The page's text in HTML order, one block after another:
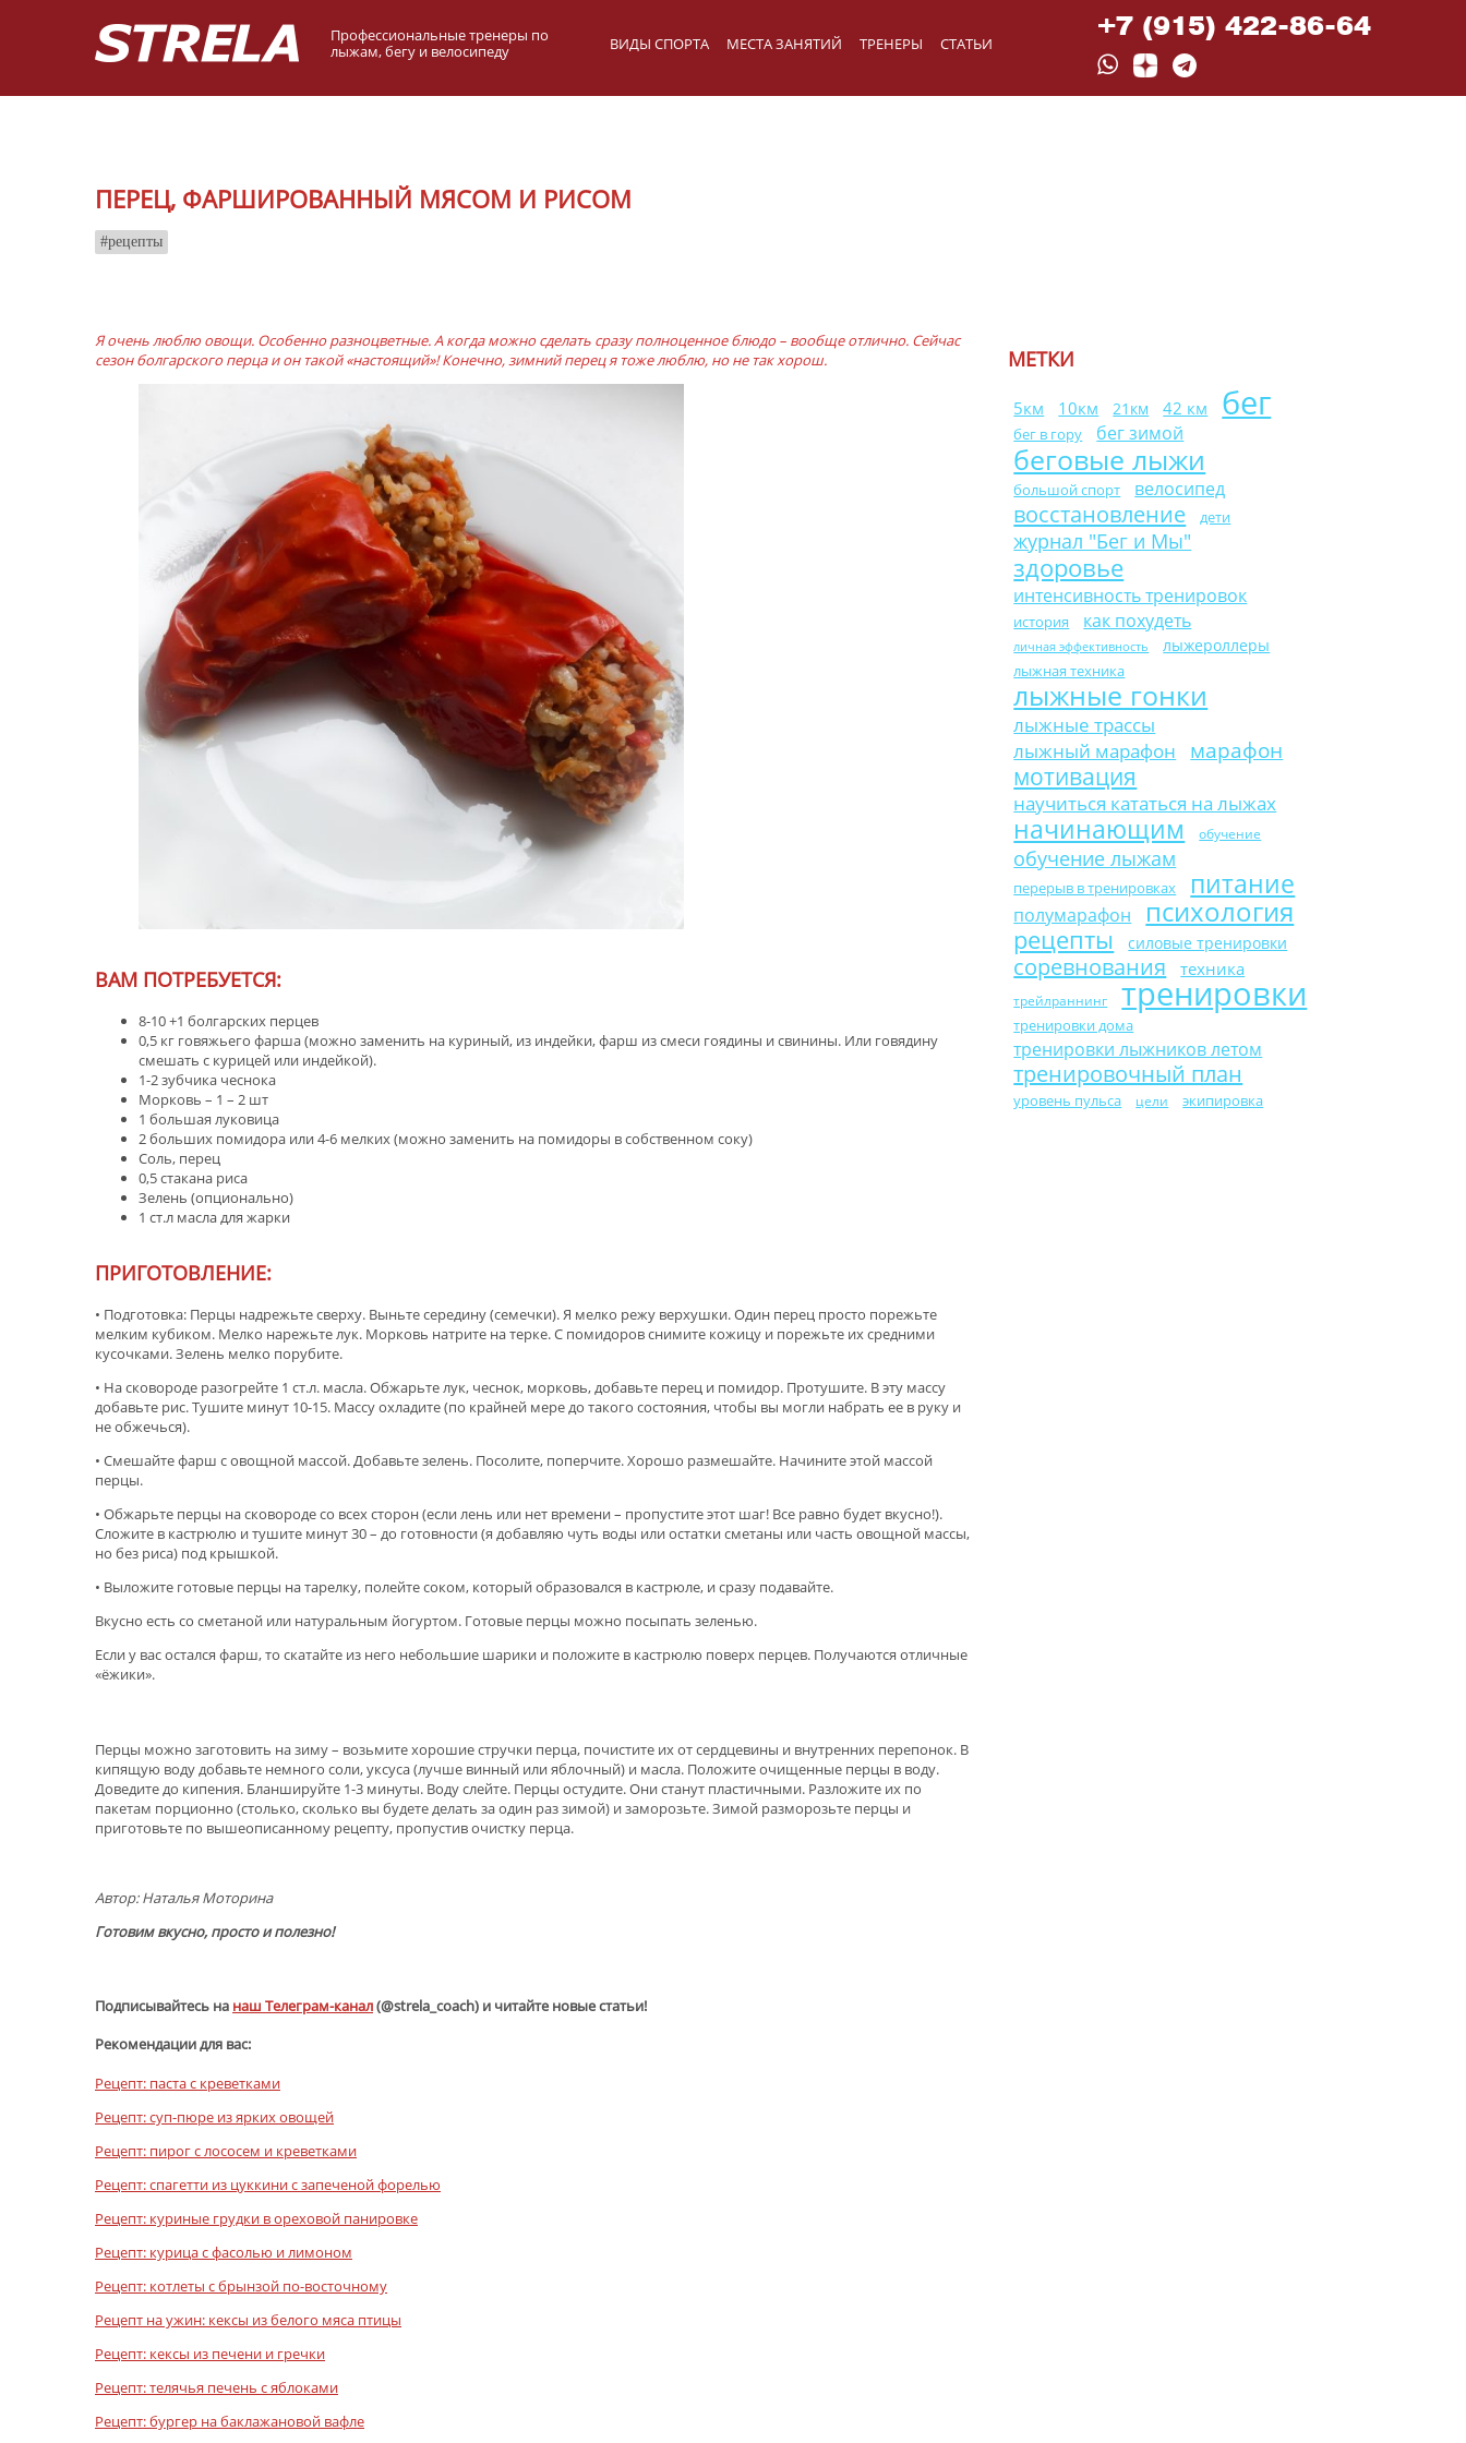
Профессиональные тренеры по
лыжам, бегу и велосипеду
+7 (915) 422-86-64
ВИДЫ СПОРТА МЕСТА ЗАНЯТИЙ ТРЕНЕРЫ СТАТЬИ
ПЕРЕЦ, ФАРШИРОВАННЫЙ МЯСОМ И РИСОМ
рецепты
Я очень люблю овощи. Особенно разноцветные. А когда можно сделать сразу полноценное блюдо – вообще отлично. Сейчас
сезон болгарского перца и он такой «настоящий»! Конечно, зимний перец я тоже люблю, но не так хорош.
ВАМ ПОТРЕБУЕТСЯ:
8-10 +1 болгарских перцев
0,5 кг говяжьего фарша (можно заменить на куриный, из индейки, фарш из смеси гоядины и свинины. Или говядину
смешать с курицей или индейкой).
1-2 зубчика чеснока
Морковь – 1 – 2 шт
1 большая луковица
2 больших помидора или 4-6 мелких (можно заменить на помидоры в собственном соку)
Соль, перец
0,5 стакана риса
Зелень (опционально)
1 ст.л масла для жарки
ПРИГОТОВЛЕНИЕ:
• Подготовка: Перцы надрежьте сверху. Выньте середину (семечки). Я мелко режу верхушки. Один перец просто порежьте
мелким кубиком. Мелко нарежьте лук. Морковь натрите на терке. С помидоров снимите кожицу и порежьте их средними
кусочками. Зелень мелко порубите.
• На сковороде разогрейте 1 ст.л. масла. Обжарьте лук, чеснок, морковь, добавьте перец и помидор. Протушите. В эту массу
добавьте рис. Тушите минут 10-15. Массу охладите (по крайней мере до такого состояния, чтобы вы могли набрать ее в руку и
не обжечься).
• Смешайте фарш с овощной массой. Добавьте зелень. Посолите, поперчите. Хорошо размешайте. Начините этой массой
перцы.
• Обжарьте перцы на сковороде со всех сторон (если лень или нет времени – пропустите этот шаг! Все равно будет вкусно!).
Сложите в кастрюлю и тушите минут 30 – до готовности (я добавляю чуть воды или остатки сметаны или часть овощной массы,
но без риса) под крышкой.
• Выложите готовые перцы на тарелку, полейте соком, который образовался в кастрюле, и сразу подавайте.
Вкусно есть со сметаной или натуральным йогуртом. Готовые перцы можно посыпать зеленью.
Если у вас остался фарш, то скатайте из него небольшие шарики и положите в кастрюлю поверх перцев. Получаются отличные
«ёжики».
Перцы можно заготовить на зиму – возьмите хорошие стручки перца, почистите их от сердцевины и внутренних перепонок. В
кипящую воду добавьте немного соли, уксуса (лучше винный или яблочный) и масла. Положите очищенные перцы в воду.
Доведите до кипения. Бланшируйте 1-3 минуты. Воду слейте. Перцы остудите. Они станут пластичными. Разложите их по
пакетам порционно (столько, сколько вы будете делать за один раз зимой) и заморозьте. Зимой разморозьте перцы и
приготовьте по вышеописанному рецепту, пропустив очистку перца.
Автор: Наталья Моторина
Готовим вкусно, просто и полезно!
Подписывайтесь на наш Телеграм-канал(@strela_coach) и читайте новые статьи!
Рекомендации для вас:
Рецепт: паста с креветками
Рецепт: суп-пюре из ярких овощей
Рецепт: пирог с лососем и креветками
Рецепт: спагетти из цуккини с запеченой форелью
Рецепт: куриные грудки в ореховой панировке
Рецепт: курица с фасолью и лимоном
Рецепт: котлеты с брынзой по-восточному
Рецепт на ужин: кексы из белого мяса птицы
Рецепт: кексы из печени и гречки
Рецепт: телячья печень с яблоками
Рецепт: бургер на баклажановой вафле
МЕТКИ
5км 10км 21км 42 км бег
бег в гору бег зимой
беговые лыжи
большой спорт велосипед
восстановление дети
журнал "Бег и Мы"
здоровье
интенсивность тренировок
история как похудеть
личная эффективность лыжероллеры
лыжная техника
лыжные гонки
лыжные трассы
лыжный марафон
марафон
мотивация
научиться кататься на лыжах
начинающим обучение
обучение лыжам
перерыв в тренировках питание
полумарафон психология
рецепты силовые тренировки
соревнования техника
трейлраннинг тренировки
тренировки дома
тренировки лыжников летом
тренировочный план
уровень пульса цели экипировка